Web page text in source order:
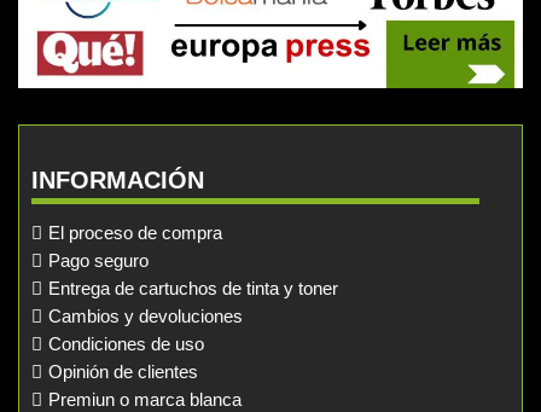
INFORMACIÓN
El proceso de compra
Pago seguro
Entrega de cartuchos de tinta y toner
Cambios y devoluciones
Condiciones de uso
Opinión de clientes
Premiun o marca blanca